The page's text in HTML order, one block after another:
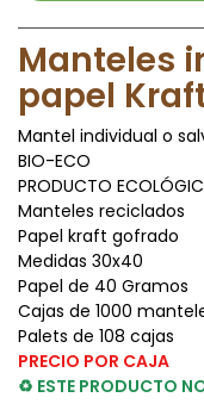
Manteles
papel
Mantel individual o
BIO-ECO
PRODUCTO
Manteles reciclados
Papel kraft gofrado
Medidas 30x40
Papel de 40 Gramos
Cajas de 1000
Palets de 108 cajas
PRECIO POR CAJA
♻ ESTE PRODUCTO